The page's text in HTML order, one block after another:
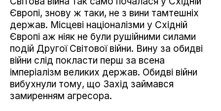
Європі, знову ж таки, не з вини тамтешніх
держав. Місцеві націоналізми у Східній
Європі аж ніяк не були рушійними силами
подій Другої Світової війни. Вину за обидві
війни слід покласти перш за всена
імперіалізм великих держав. Обидві війни
вибухнули тому, що Захід займався
замиренням агресора.